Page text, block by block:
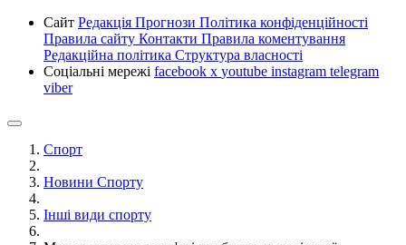
Сайт Редакція Прогнози Політика конфіденційності
Правила сайту Контакти Правила коментування
Редакційна політика Структура власності
Соціальні мережі facebook x youtube instagram telegram
viber
Спорт
Новини Спорту
Інші види спорту